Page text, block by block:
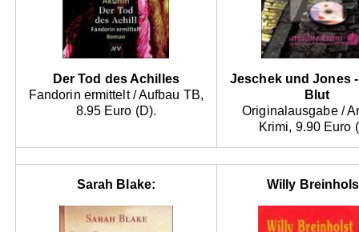
Der Tod des Achilles
Fandorin ermittelt / Aufbau TB,
8.95 Euro (D).
Jeschek und Jones
Blut
Originalausgabe /
Krimi, 9.90 Euro
Sarah Blake: Willy